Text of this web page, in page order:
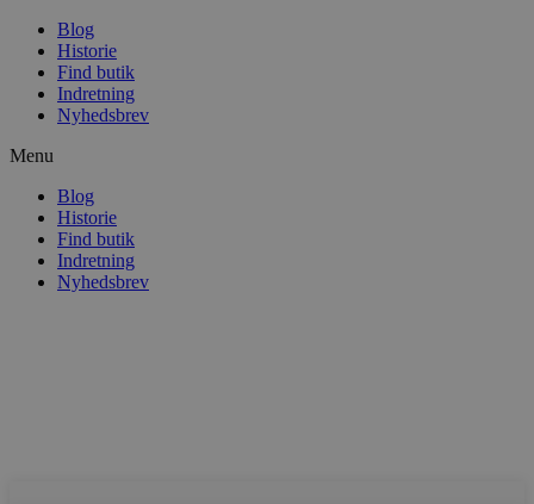
Blog
Historie
Find butik
Indretning
Nyhedsbrev
Menu
Blog
Historie
Find butik
Indretning
Nyhedsbrev